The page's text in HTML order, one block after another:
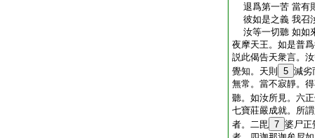
退爲第一苦 當有
彼如是之義 我召
汝等一切聽 如如
夜摩天王。如是普
説此偈告天衆言。
覺知。天則
5 減劣
無常。當不寂靜。
聽。如汝所見。六
七寶莊嚴成就。所
者。二毘 7 婆尸正